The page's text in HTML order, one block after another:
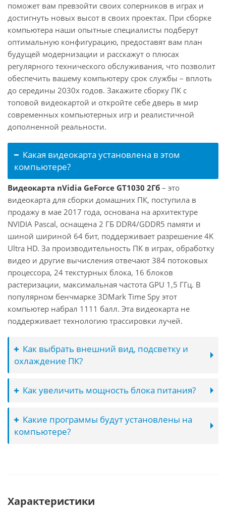
поможет вам превзойти своих соперников в играх и
достигнуть новых высот в своих проектах. При сборке
компьютера наши опытные специалисты подберут
оптимальную конфигурацию, предоставят вам план
будущей модернизации и расскажут о плюсах
регулярного технического обслуживания, что позволит
обеспечить вашему компьютеру срок службы – вплоть
до середины 2030х годов. Закажите сборку ПК с
топовой видеокартой и откройте себе дверь в мир
современных компьютерных игр и реалистичной
дополненной реальности.
Какая видеокарта установлена в этом
компьютере?
Видеокарта nVidia GeForce GT1030 2Гб – это
видеокарта для сборки домашних ПК, поступила в
продажу в мае 2017 года, основана на архитектуре
NVIDIA Pascal, оснащена 2 ГБ DDR4/GDDR5 памяти и
шиной шириной 64 бит, поддерживает разрешение 4K
Ultra HD. За производительность ПК в играх, обработку
видео и другие вычисления отвечают 384 потоковых
процессора, 24 текстурных блока, 16 блоков
растеризации, максимальная частота GPU 1,5 ГГц. В
популярном бенчмарке 3DMark Time Spy этот
компьютер набрал 1111 балл. Эта видеокарта не
поддерживает технологию трассировки лучей.
Как выбрать внешний вид, подсветку и
охлаждение ПК?
Как увеличить мощность блока питания?
Какие программы будут установлены на
компьютере?
Характеристики